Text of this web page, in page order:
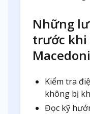
Những
trước khi
Kiểm tra
không bị
Đọc kỹ